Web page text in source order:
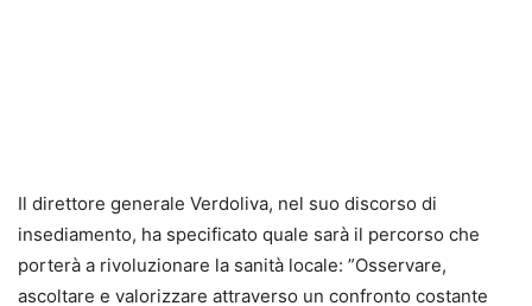
Il direttore generale Verdoliva, nel suo discorso di
insediamento, ha specificato quale sarà il percorso che
porterà a rivoluzionare la sanità locale: ”Osservare,
ascoltare e valorizzare attraverso un confronto costante